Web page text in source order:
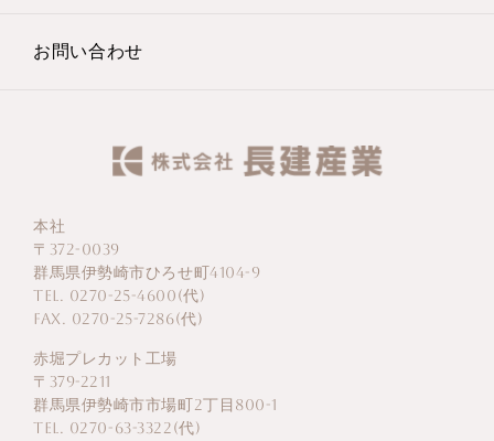
お問い合わせ
本社
〒372-0039
群馬県伊勢崎市ひろせ町4104-9
TEL. 0270-25-4600(代)
FAX. 0270-25-7286(代)
赤堀プレカット工場
〒379-2211
群馬県伊勢崎市市場町2丁目800-1
TEL. 0270-63-3322(代)